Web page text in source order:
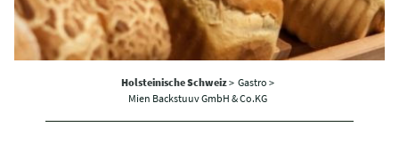
Holsteinische Schweiz> Gastro >
Mien Backstuuv GmbH & Co.KG